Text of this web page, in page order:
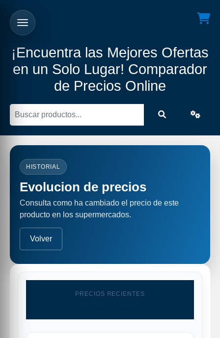
¡Encuentra las Mejores Ofertas
en un Solo Lugar! Comparador
de Precios Online
HISTORIAL
Evolucion de precios
Consulta como ha cambiado el precio de este
producto en los supermercados.
Volver
PRECIOS RECIENTES